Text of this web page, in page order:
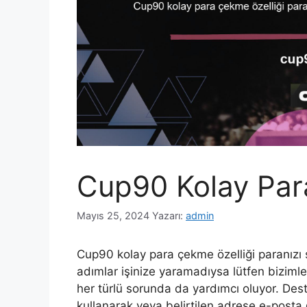
Cup90 Kolay
Mayıs 25, 2024 Yazarı: admin
Cup90 kolay para çekme özelliği
adımlar işinize yaramadıysa lütfen
her türlü sorunda da yardımcı oluyor.